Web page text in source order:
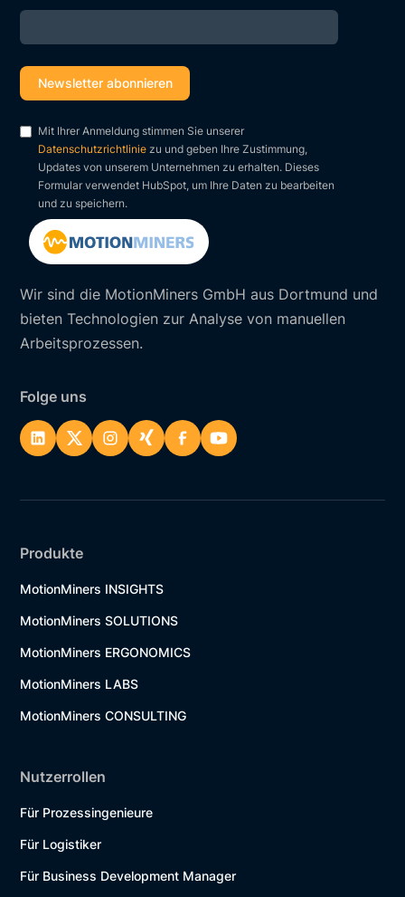
Wir sind die MotionMiners GmbH aus Dortmund und
bieten Technologien zur Analyse von manuellen
Arbeitsprozessen.
Folge uns
Mit Ihrer Anmeldung stimmen Sie unserer
Datenschutzrichtlinie zu und geben Ihre Zustimmung,
Updates von unserem Unternehmen zu erhalten. Dieses
Formular verwendet HubSpot, um Ihre Daten zu bearbeiten
und zu speichern.
Produkte
MotionMiners INSIGHTS
MotionMiners SOLUTIONS
MotionMiners ERGONOMICS
MotionMiners LABS
MotionMiners CONSULTING
Nutzerrollen
Für Prozessingenieure
Für Logistiker
Für Business Development Manager